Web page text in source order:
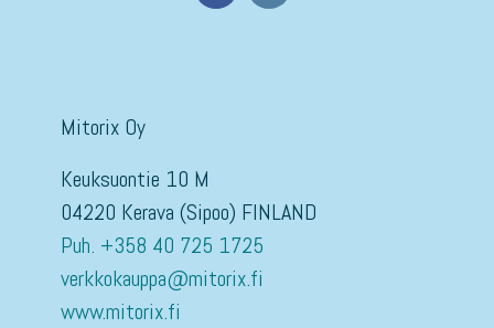
Mitorix Oy
Keuksuontie 10 M
04220 Kerava (Sipoo) FINLAND
Puh. +358 40 725 1725
verkkokauppa@mitorix.fi
www.mitorix.fi